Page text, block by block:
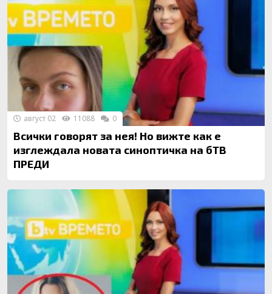
Всички говорят за нея! Но вижте как е
изглеждала новата синоптичка на бТВ
ПРЕДИ
август 02 11088 0